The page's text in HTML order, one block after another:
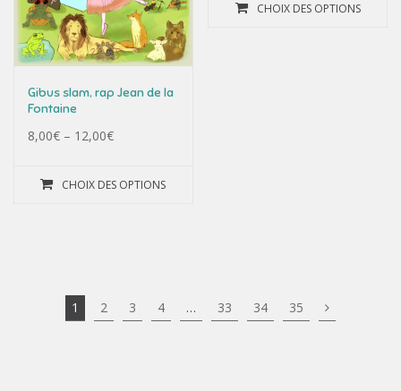
Gibus slam, rap Jean de la
Fontaine
8,00€ – 12,00€
CHOIX DES OPTIONS
CHOIX DES OPTIONS
1 2 3 4 … 33 34 35